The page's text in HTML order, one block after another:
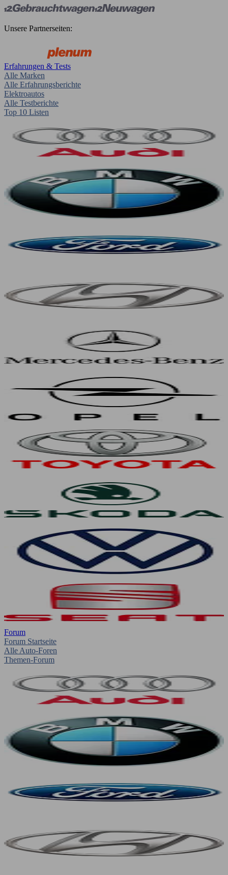
Unsere Partnerseiten:
Erfahrungen & Tests
Alle Marken
Alle Erfahrungsberichte
Elektroautos
Alle Testberichte
Top 10 Listen
Forum
Forum Startseite
Alle Auto-Foren
Themen-Forum